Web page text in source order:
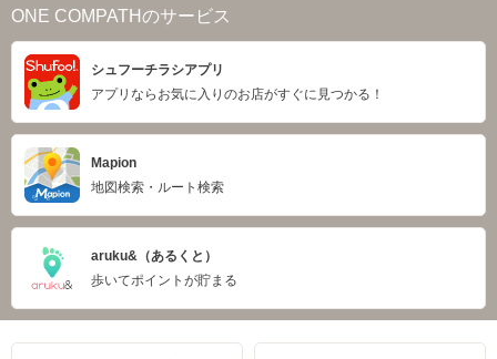
ONE COMPATHのサービス
シュフーチラシアプリ
アプリならお気に入りのお店がすぐに見つかる！
Mapion
地図検索・ルート検索
aruku&（あるくと）
歩いてポイントが貯まる